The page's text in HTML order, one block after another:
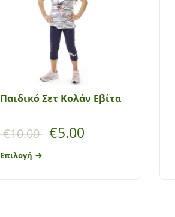
Παιδικό Σετ Κολάν Εβίτα
€10.00 €5.00
Επιλογή